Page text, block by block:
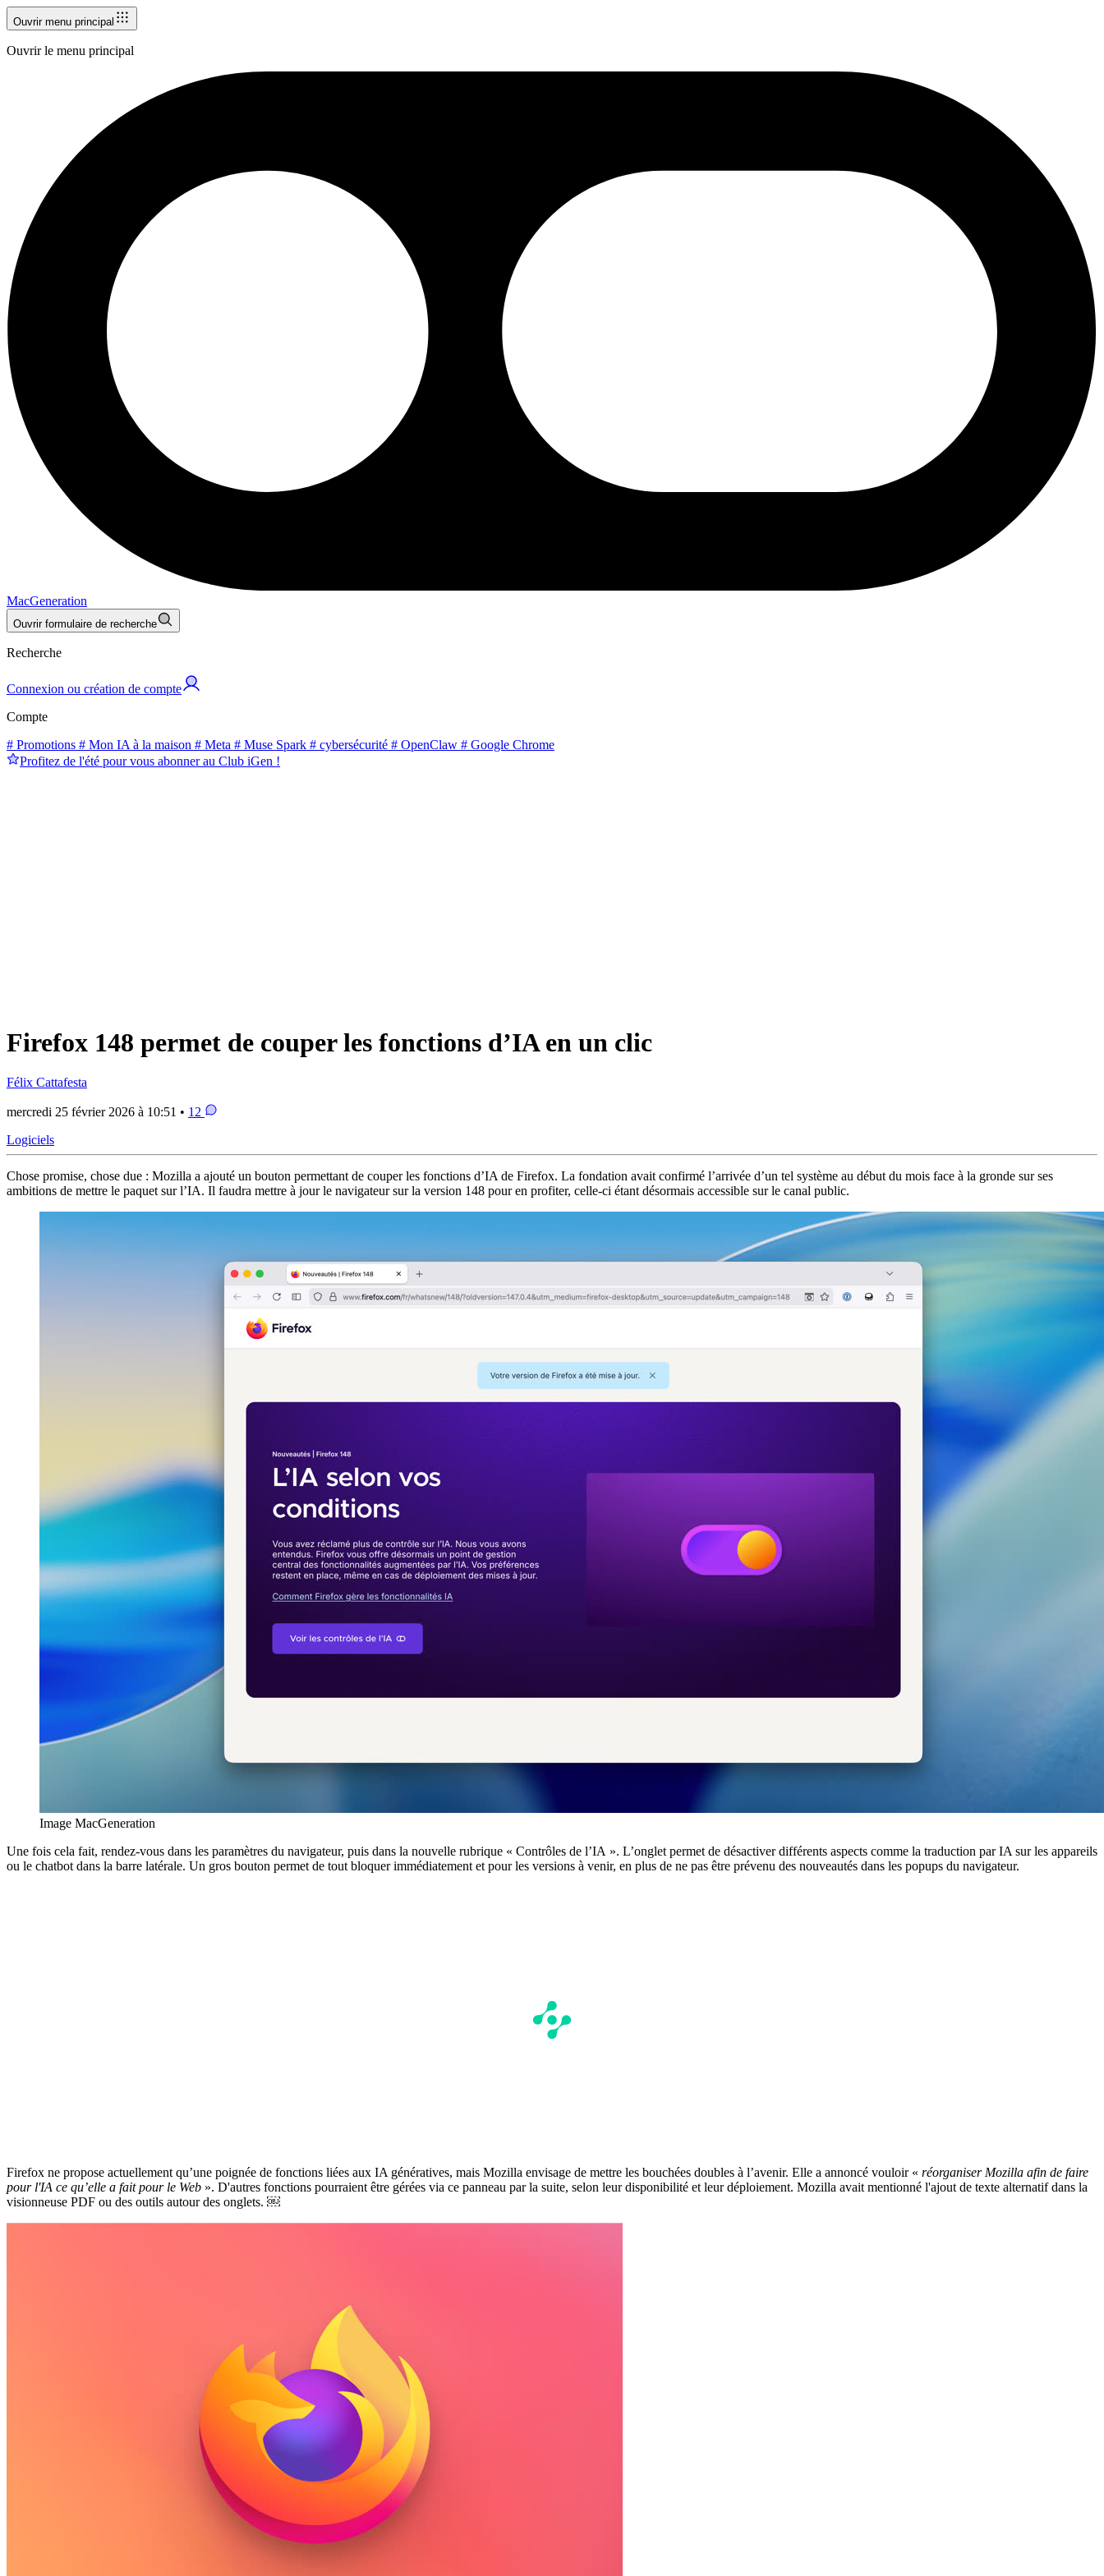
Ouvrir menu principal
Ouvrir le menu principal
MacGeneration
Ouvrir formulaire de recherche
Recherche
Connexion ou création de compte
Compte
# Promotions # Mon IA à la maison # Meta # Muse Spark # cybersécurité # OpenClaw # Google Chrome
Profitez de l'été pour vous abonner au Club iGen !
Firefox 148 permet de couper les fonctions d’IA en un clic
Félix Cattafesta
mercredi 25 février 2026 à 10:51 • 12
Logiciels
Chose promise, chose due : Mozilla a ajouté un bouton permettant de couper les fonctions d’IA de Firefox. La fondation avait confirmé l’arrivée d’un tel système au début du mois face à la gronde sur ses
ambitions de mettre le paquet sur l’IA. Il faudra mettre à jour le navigateur sur la version 148 pour en profiter, celle-ci étant désormais accessible sur le canal public.
Image MacGeneration
Une fois cela fait, rendez-vous dans les paramètres du navigateur, puis dans la nouvelle rubrique « Contrôles de l’IA ». L’onglet permet de désactiver différents aspects comme la traduction par IA sur les appareils
ou le chatbot dans la barre latérale. Un gros bouton permet de tout bloquer immédiatement et pour les versions à venir, en plus de ne pas être prévenu des nouveautés dans les popups du navigateur.
Firefox ne propose actuellement qu’une poignée de fonctions liées aux IA génératives, mais Mozilla envisage de mettre les bouchées doubles à l’avenir. Elle a annoncé vouloir « réorganiser Mozilla afin de faire
pour l'IA ce qu’elle a fait pour le Web ». D'autres fonctions pourraient être gérées via ce panneau par la suite, selon leur disponibilité et leur déploiement. Mozilla avait mentionné l'ajout de texte alternatif dans la
visionneuse PDF ou des outils autour des onglets. ￼